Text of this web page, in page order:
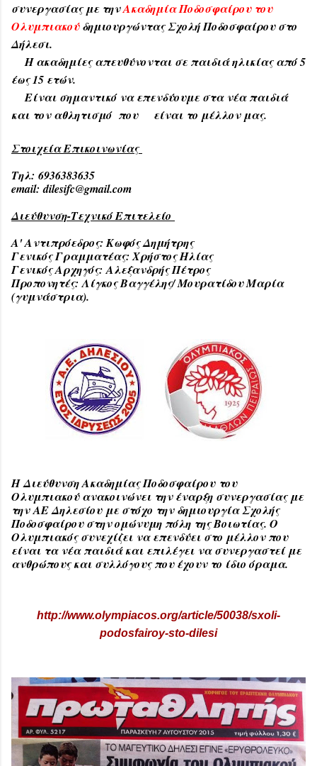
συνεργασίας με τηνΑκαδημία Ποδοσφαίρου του
Ολυμπιακούδημιουργώντας Σχολή Ποδοσφαίρου στο
Δήλεσι.
Η ακαδημίες απευθύνονται σε παιδιά ηλικίας από 5
έως 15 ετών.
Είναι σημαντικό να επενδύουμε στα νέα παιδιά
και τον αθλητισμό που είναι το μέλλον μας.
Στοιχεία Επικοινωνίας
Τηλ: 6936383635
email: dilesifc@gmail.com
Διεύθυνση-Τεχνικό Επιτελείο
Α' Αντιπρόεδρος: Κωφός Δημήτρης
Γενικός Γραμματέας: Χρήστος Ηλίας
Γενικός Αρχηγός: Αλεξανδρής Πέτρος
Προπονητές: Λίγκος Βαγγέλης/ Μουρατίδου Μαρία
(γυμνάστρια).
Η Διεύθυνση Ακαδημίας Ποδοσφαίρου του
Ολυμπιακού ανακοινώνει την έναρξη συνεργασίας με
την ΑΕ Δηλεσίου με στόχο την δημιουργία Σχολής
Ποδοσφαίρου στην ομώνυμη πόλη της Βοιωτίας. Ο
Ολυμπιακός συνεχίζει να επενδύει στο μέλλον που
είναι τα νέα παιδιά και επιλέγει να συνεργαστεί με
ανθρώπους και συλλόγους που έχουν το ίδιο όραμα.
http://www.olympiacos.org/article/50038/sxoli-
podosfairoy-sto-dilesi